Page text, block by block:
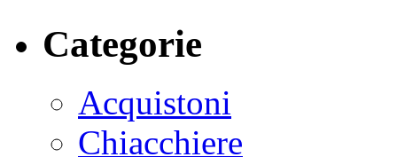
Categorie
Acquistoni
Chiacchiere